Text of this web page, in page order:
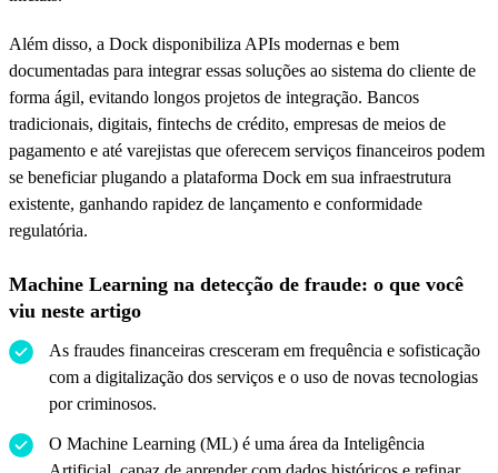
Além disso, a Dock disponibiliza APIs modernas e bem
documentadas para integrar essas soluções ao sistema do cliente de
forma ágil, evitando longos projetos de integração. Bancos
tradicionais, digitais, fintechs de crédito, empresas de meios de
pagamento e até varejistas que oferecem serviços financeiros podem
se beneficiar plugando a plataforma Dock em sua infraestrutura
existente, ganhando rapidez de lançamento e conformidade
regulatória.
Machine Learning na detecção de fraude: o que você
viu neste artigo
As fraudes financeiras cresceram em frequência e sofisticação
com a digitalização dos serviços e o uso de novas tecnologias
por criminosos.
O Machine Learning (ML) é uma área da Inteligência